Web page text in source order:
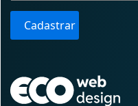
Cadastrar